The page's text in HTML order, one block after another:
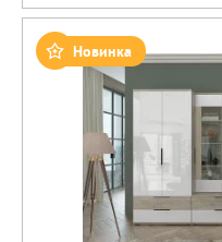
Новинка